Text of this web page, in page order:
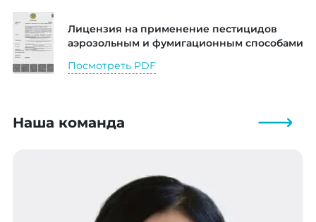
Лицензия на применение пестицидов
аэрозольным и фумигационным способами
Посмотреть PDF
Наша команда